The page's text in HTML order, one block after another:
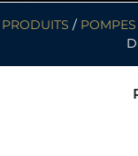
PRODUITS /